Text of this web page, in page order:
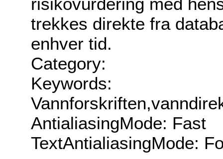
trekkes direkte fra
enhver tid.
Category:
Keywords:
AntialiasingMode: Fast
TextAntialiasingMode: